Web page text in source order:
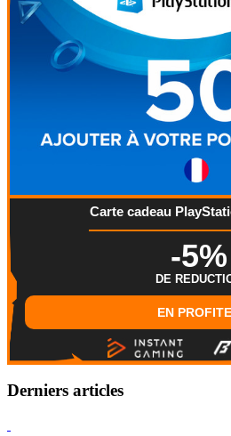
Carte cadeau
-5%
DE
EN
Derniers articles